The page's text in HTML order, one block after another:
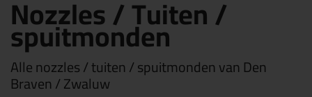
Nozzles / Tuiten /
spuitmonden
Alle nozzles / tuiten / spuitmonden van Den
Braven / Zwaluw